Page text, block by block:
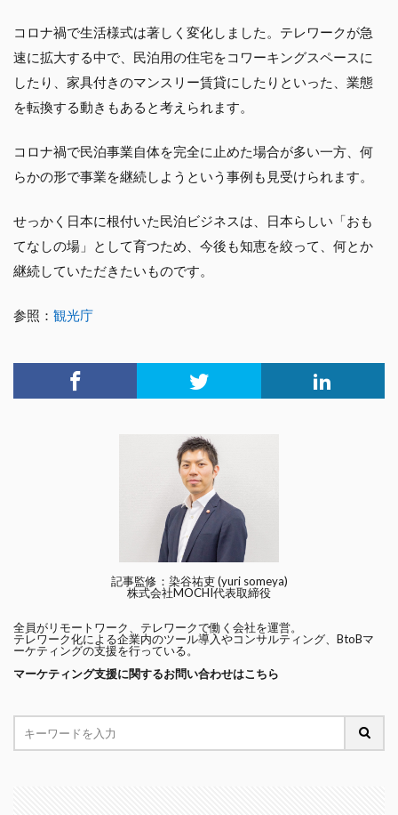
コロナ禍で生活様式は著しく変化しました。テレワークが急
速に拡大する中で、民泊用の住宅をコワーキングスペースに
したり、家具付きのマンスリー賃貸にしたりといった、業態
を転換する動きもあると考えられます。
コロナ禍で民泊事業自体を完全に止めた場合が多い一方、何
らかの形で事業を継続しようという事例も見受けられます。
せっかく日本に根付いた民泊ビジネスは、日本らしい「おも
てなしの場」として育つため、今後も知恵を絞って、何とか
継続していただきたいものです。
参照： 観光庁
記事監修：染谷祐吏 (yuri someya)
株式会社MOCHI代表取締役
全員がリモートワーク、テレワークで働く会社を運営。
テレワーク化による企業内のツール導入やコンサルティング、BtoBマ
ーケティングの支援を行っている。
マーケティング支援に関するお問い合わせはこちら